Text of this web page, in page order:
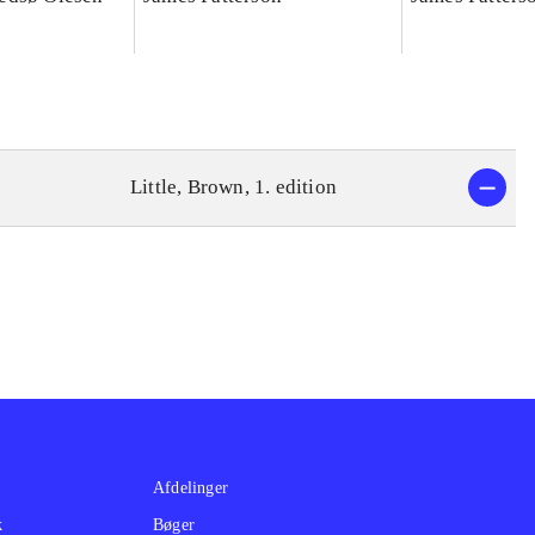
Little, Brown, 1. edition
Afdelinger
Bøger